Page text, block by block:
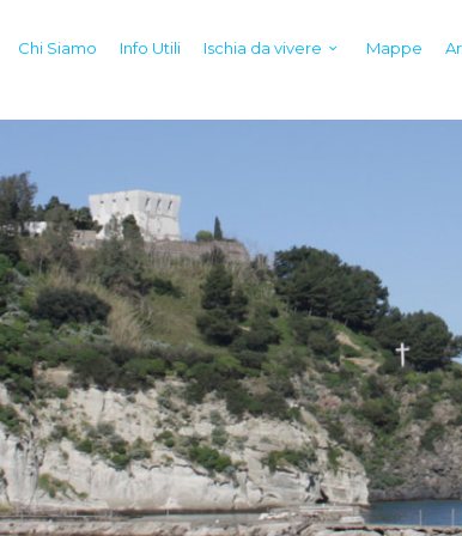
Chi Siamo Info Utili Ischia da vivere Mappe